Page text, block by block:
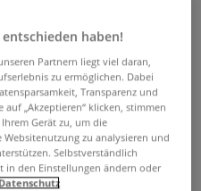
haben!
Partnern liegt viel daran,
zu ermöglichen. Dabei
Transparenz und
„Akzeptieren“ klicken, stimmen
Gerät zu, um die
zu analysieren und
Selbstverständlich
in den Einstellungen ändern oder
Datenschutz